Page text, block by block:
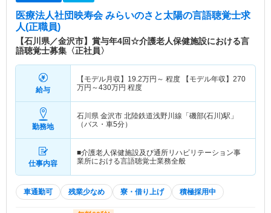
医療法人社団映寿会 みらいのさと太陽の言語聴覚士求
人(正職員)
【石川県／金沢市】賞与年4回☆介護老人保健施設における言
語聴覚士募集〈正社員〉
給与
【モデル月収】 19.2万円～ 程度 【モデル年収】 270
万円～430万円 程度
勤務地
石川県 金沢市 北陸鉄道浅野川線「磯部(石川)駅」
（バス・車5分）
仕事内容
■介護老人保健施設及び通所リハビリテーション事
業所における言語聴覚士業務全般
車通勤可 残業少なめ 寮・借り上げ 積極採用中